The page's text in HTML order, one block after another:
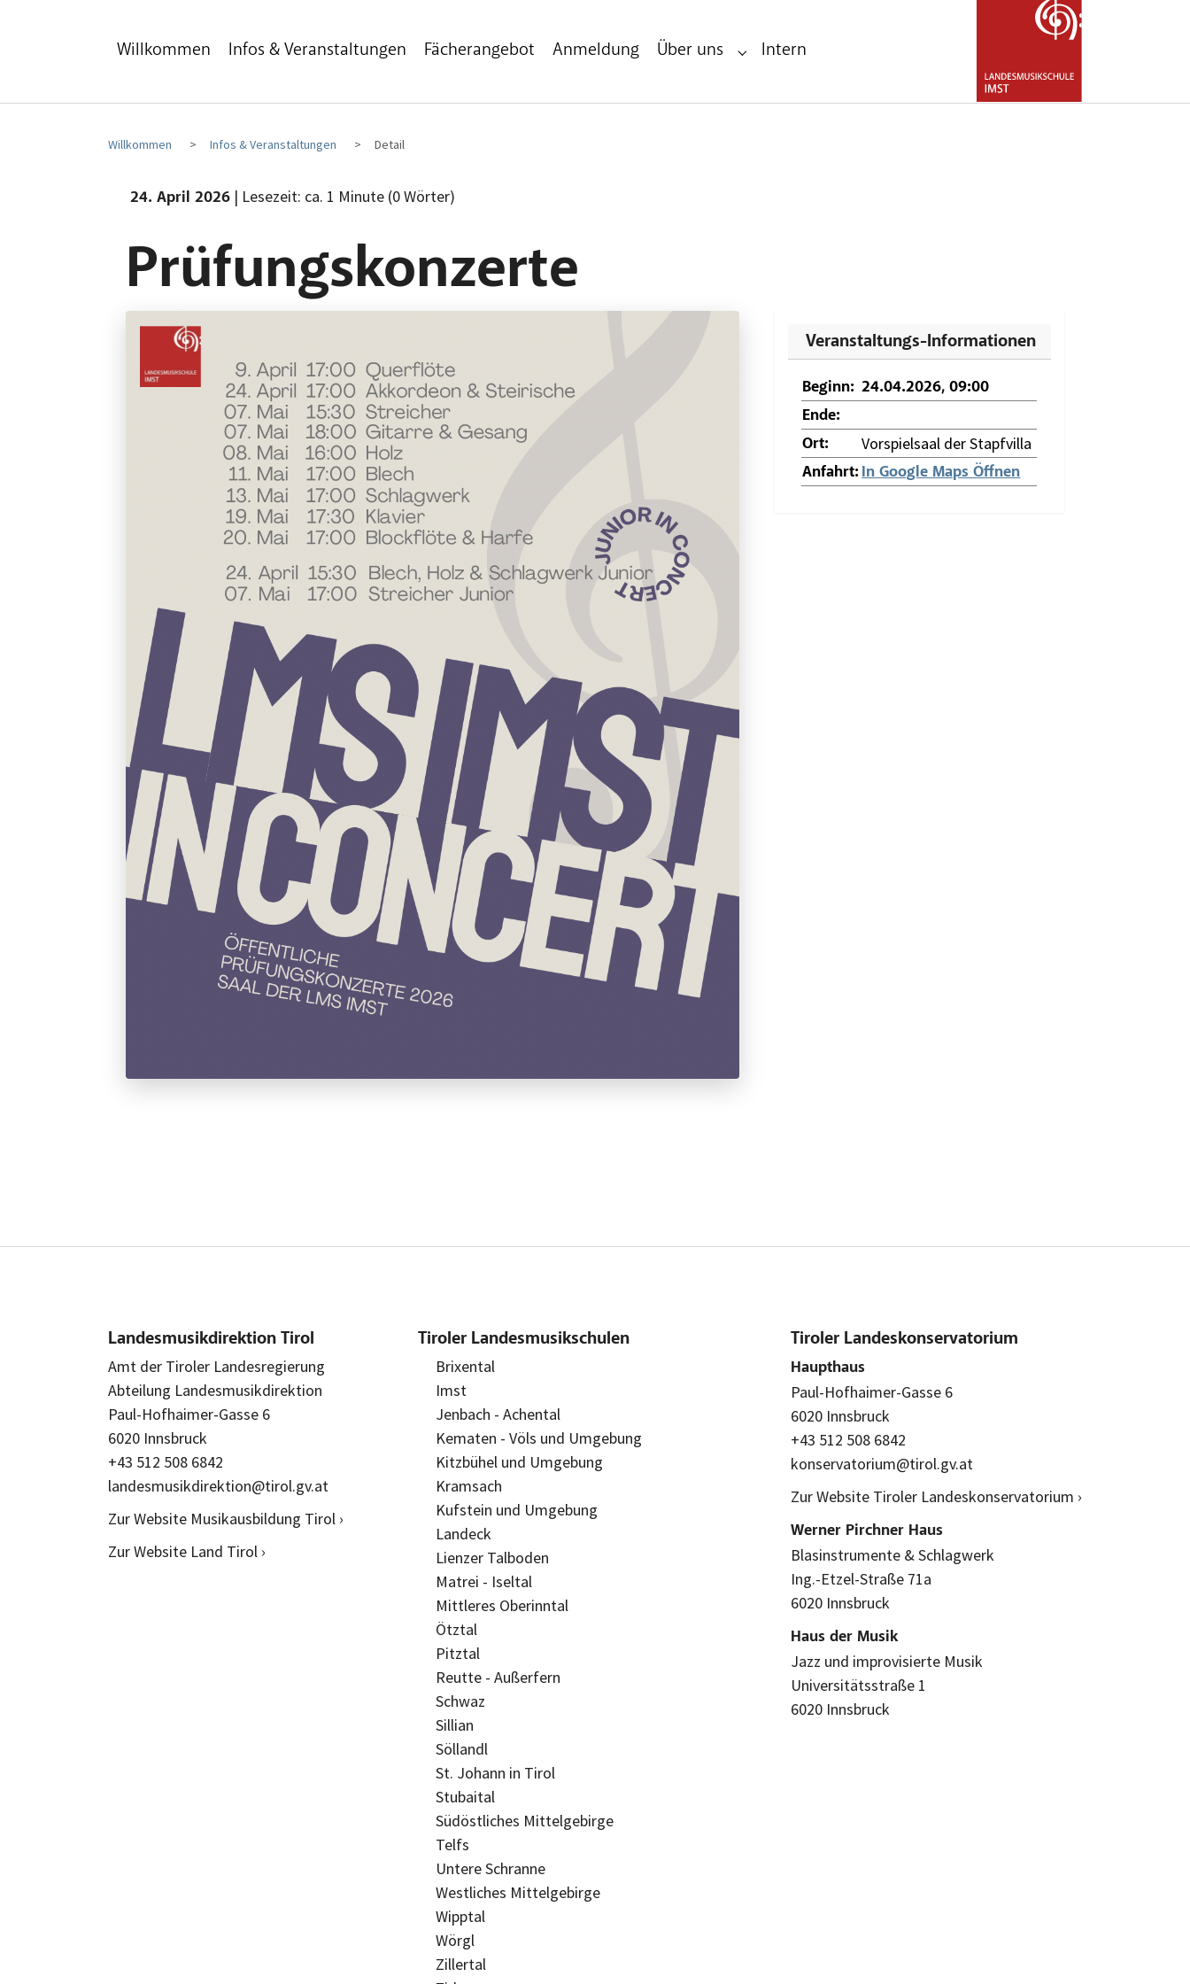
Willkommen Infos & Veranstaltungen Fächerangebot Anmeldung Über uns Submenu for "Über uns"
Intern
Willkommen Infos & Veranstaltungen Detail
24. April 2026 | Lesezeit: ca. 1 Minute (0 Wörter)
Prüfungskonzerte
Veranstaltungs-Informationen
Beginn: 24.04.2026, 09:00
Ende:
Ort:
Vorspielsaal der Stapfvilla
Anfahrt: In Google Maps Öffnen
Landesmusikdirektion Tirol
Amt der Tiroler Landesregierung
Abteilung Landesmusikdirektion
Paul-Hofhaimer-Gasse 6
6020 Innsbruck
+43 512 508 6842
landesmusikdirektion@tirol.gv.at
Zur Website Musikausbildung Tirol ›
Zur Website Land Tirol ›
Tiroler Landesmusikschulen
Brixental
Imst
Jenbach - Achental
Kematen - Völs und Umgebung
Kitzbühel und Umgebung
Kramsach
Kufstein und Umgebung
Landeck
Lienzer Talboden
Matrei - Iseltal
Mittleres Oberinntal
Ötztal
Pitztal
Reutte - Außerfern
Schwaz
Sillian
Söllandl
St. Johann in Tirol
Stubaital
Südöstliches Mittelgebirge
Telfs
Untere Schranne
Westliches Mittelgebirge
Wipptal
Wörgl
Zillertal
Tiroler Landeskonservatorium
Haupthaus
Paul-Hofhaimer-Gasse 6
6020 Innsbruck
+43 512 508 6842
konservatorium@tirol.gv.at
Zur Website Tiroler Landeskonservatorium ›
Werner Pirchner Haus
Blasinstrumente & Schlagwerk
Ing.-Etzel-Straße 71a
6020 Innsbruck
Haus der Musik
Jazz und improvisierte Musik
Universitätsstraße 1
6020 Innsbruck